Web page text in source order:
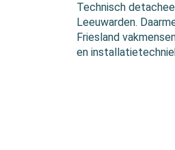
Technisch
Leeuwarden.
Friesland
en